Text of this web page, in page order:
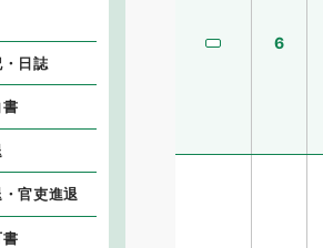
6
日誌
官吏進退